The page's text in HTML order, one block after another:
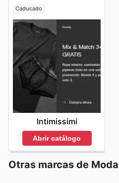
Caducado
Intimissimi
Abrir catálogo
Otras marcas de Moda